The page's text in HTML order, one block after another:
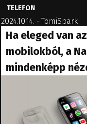
TELEFON
2024.10.14. -TomiSpark
Ha eleged van
mobilokból, a
mindenképp